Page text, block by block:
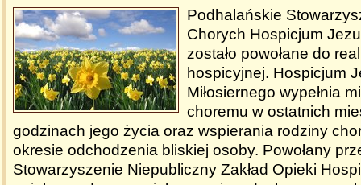
Podhalańskie
Chorych Hospicjum
zostało powołane do
hospicyjnej. Hospicjum
Miłosiernego wypełnia
choremu w ostatnich
godzinach jego życia oraz wspierania rodziny
okresie odchodzenia bliskiej osoby. Powołany
Stowarzyszenie Niepubliczny Zakład Opieki